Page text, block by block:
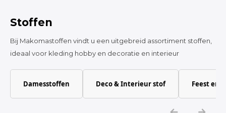
Katoen
Stoffen
Bij Makomastoffen vindt u een uitgebreid assortiment stoffen,
ideaal voor kleding hobby en decoratie en interieur
Damesstoffen Deco & Interieur stof Feest en